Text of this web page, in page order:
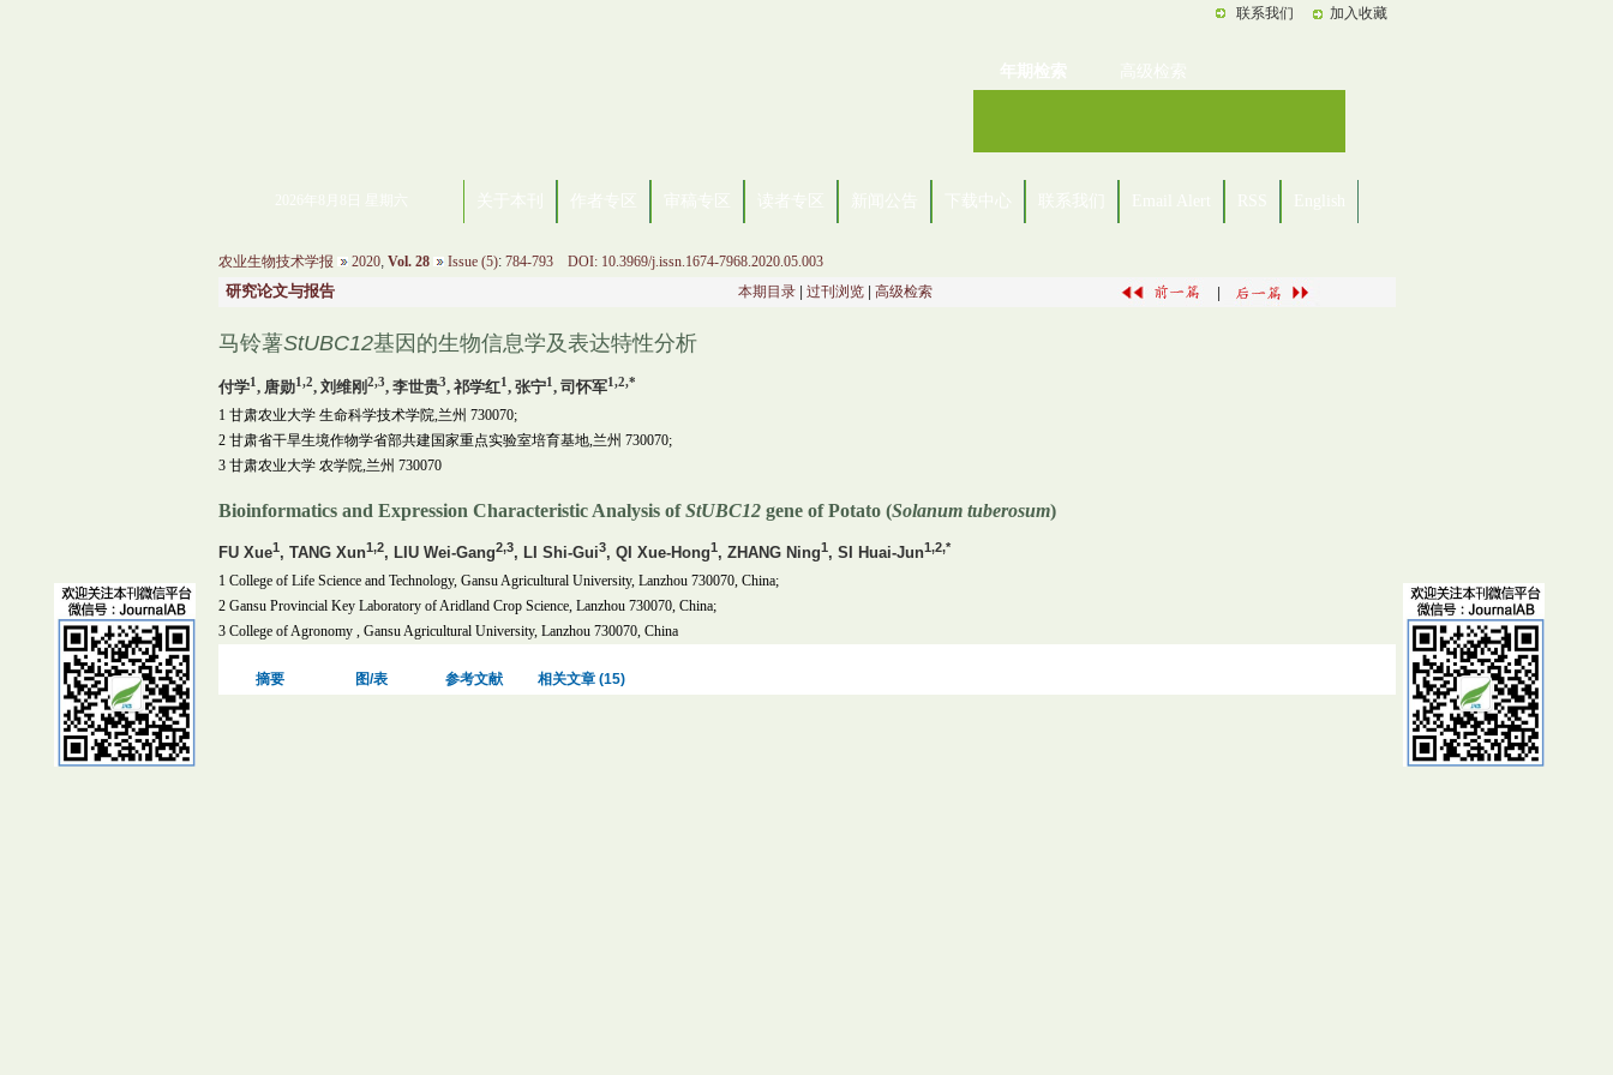
联系我们 加入收藏
年期检索 高级检索
关于本刊 作者专区 审稿专区 读者专区 新闻公告 下载中心 联系我们 Email Alert RSS English
农业生物技术学报 2020, Vol. 28 Issue (5):784-793 DOI: 10.3969/j.issn.1674-7968.2020.05.003
研究论文与报告 本期目录 过刊浏览 高级检索
马铃薯StUBC12基因的生物信息学及表达特性分析
付学1, 唐勋1,2, 刘维刚2,3, 李世贵3, 祁学红1, 张宁1, 司怀军1,2,*
1 甘肃农业大学 生命科学技术学院,兰州 730070;
2 甘肃省干旱生境作物学省部共建国家重点实验室培育基地,兰州 730070;
3 甘肃农业大学 农学院,兰州 730070
Bioinformatics and Expression Characteristic Analysis ofStUBC12gene of Potato (Solanum tuberosum)
FU Xue1, TANG Xun1,2, LIU Wei-Gang2,3, LI Shi-Gui3, QI Xue-Hong1, ZHANG Ning1, SI Huai-Jun1,2,*
1 College of Life Science and Technology, Gansu Agricultural University, Lanzhou 730070, China;
2 Gansu Provincial Key Laboratory of Aridland Crop Science, Lanzhou 730070, China;
3 College of Agronomy , Gansu Agricultural University, Lanzhou 730070, China
摘要 图/表 参考文献 相关文章 (15)